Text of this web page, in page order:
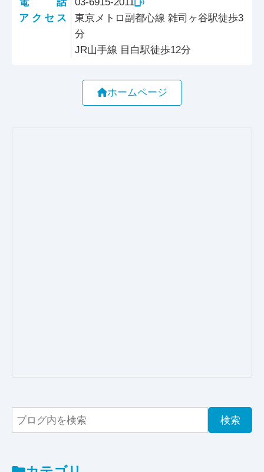
アクセス
東京メトロ副都心線 雑司ヶ谷駅徒歩3
分
JR山手線 目白駅徒歩12分
ホームページ